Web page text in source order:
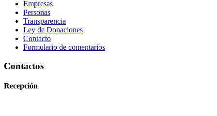
Empresas
Personas
Transparencia
Ley de Donaciones
Contacto
Formulario de comentarios
Contactos
Recepción